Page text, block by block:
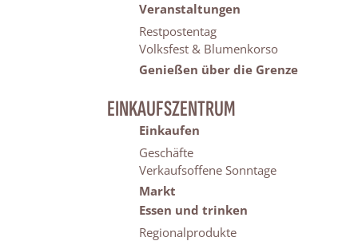
Veranstaltungen
Restpostentag
Volksfest & Blumenkorso
Genießen über die Grenze
EINKAUFSZENTRUM
Einkaufen
Geschäfte
Verkaufsoffene Sonntage
Markt
Essen und trinken
Regionalprodukte